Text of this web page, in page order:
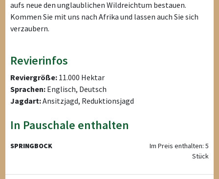
aufs neue den unglaublichen Wildreichtum bestauen.
Kommen Sie mit uns nach Afrika und lassen auch Sie sich
verzaubern.
Revierinfos
Reviergröße: 11.000 Hektar
Sprachen: Englisch, Deutsch
Jagdart:Ansitzjagd, Reduktionsjagd
In Pauschale enthalten
SPRINGBOCK
Im Preis enthalten: 5
Stück